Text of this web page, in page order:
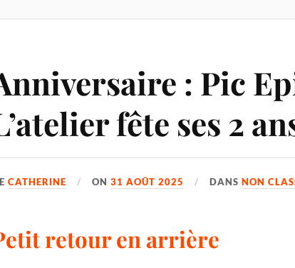
: Pic
fête ses 2
CATHERINE ON31 AOÛT 2025 DANSNON
retour en arrière